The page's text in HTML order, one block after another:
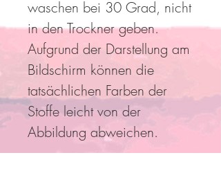
waschen bei 30 Grad, nicht
in den Trockner geben.
Aufgrund der Darstellung am
Bildschirm können die
tatsächlichen Farben der
Stoffe leicht von der
Abbildung abweichen.